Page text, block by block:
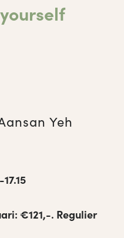
Yeh
€121,-. Regulier